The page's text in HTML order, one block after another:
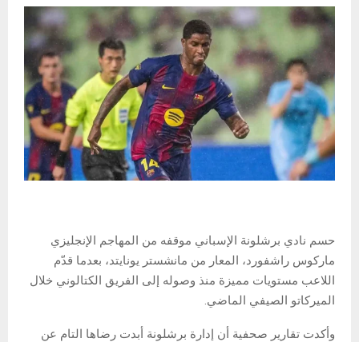
حسم نادي برشلونة الإسباني موقفه من المهاجم الإنجليزي
ماركوس راشفورد، المعار من مانشستر يونايتد، بعدما قدّم
اللاعب مستويات مميزة منذ وصوله إلى الفريق الكتالوني خلال
الميركاتو الصيفي الماضي.
وأكدت تقارير صحفية أن إدارة برشلونة أبدت رضاها التام عن